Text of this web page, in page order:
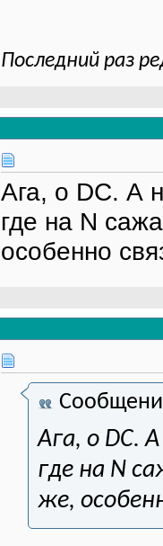
Последний раз
Ага, о DC. А
где на N
особенно
Ага, о DC.
где на N
же,